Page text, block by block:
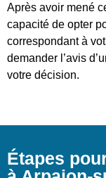
Après avoir mené
capacité de opter
correspondant à
demander l’avis
votre décision.
Étapes